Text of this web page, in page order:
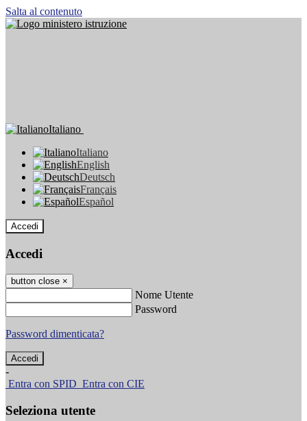
Salta al contenuto
Italiano
Italiano
English
Deutsch
Français
Español
Accedi
Accedi
button close ×
Nome Utente
Password
Password dimenticata?
-
Entra con SPID Entra con CIE
Seleziona utente